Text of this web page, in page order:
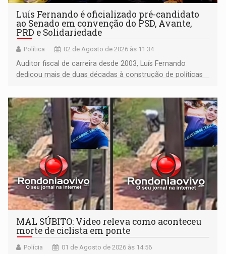
Luís Fernando é oficializado pré-candidato
ao Senado em convenção do PSD, Avante,
PRD e Solidariedade
Política 02 de Agosto de 2026 às 11:34
Auditor fiscal de carreira desde 2003, Luís Fernando
dedicou mais de duas décadas à construção de políticas
da Secretaria de Finanças (Sefin) por mais de sete anos
MAL SÚBITO: Vídeo releva como aconteceu
morte de ciclista em ponte
Polícia 01 de Agosto de 2026 às 14:56